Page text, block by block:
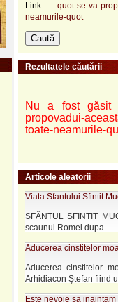
Link: quot-se-va-
neamurile-quot
Rezultatele căutării
Nu a fost găsit
propovadui-
toate-neamurile-
Articole aleatorii
Viata Sfantului Sfintit
SFÂNTUL SFINTIT
scaunul Romei dupa .....
Aducerea cinstitelor
Aducerea cinstitelor
Arhidiacon Ştefan fiind
Este nevoie sa